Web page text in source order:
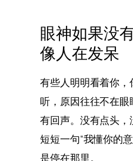
眼神如果没
像人在发呆
有些人明明看着你
听，原因往往不在
有回声。没有点头
短短一句“我懂你的
是停在那里。